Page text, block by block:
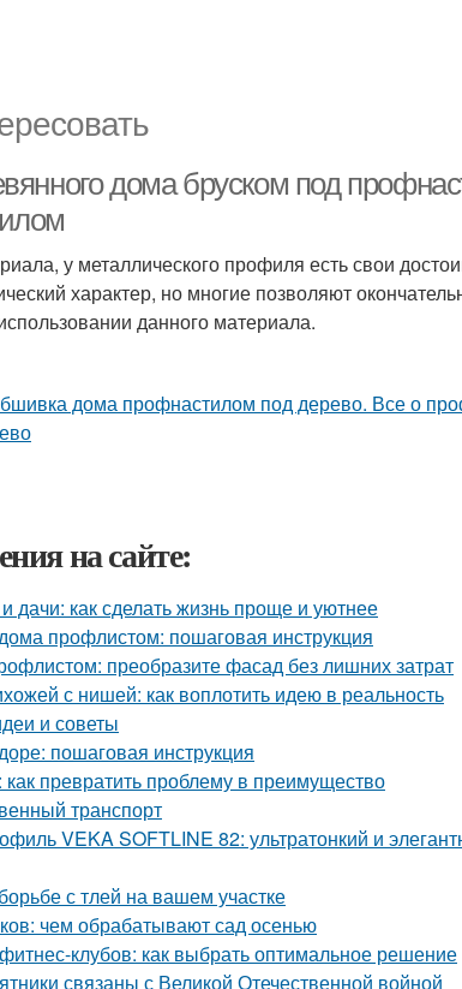
дома бруском под
у металлического профиля есть свои
характер, но многие позволяют
данного материала.
на сайте:
дачи: как сделать жизнь проще и уютнее
профлистом: пошаговая инструкция
преобразите фасад без лишних затрат
с нишей: как воплотить идею в реальность
и советы
пошаговая инструкция
превратить проблему в преимущество
транспорт
VEKA SOFTLINE 82: ультратонкий и
с тлей на вашем участке
чем обрабатывают сад осенью
клубов: как выбрать оптимальное решение
связаны с Великой Отечественной войной